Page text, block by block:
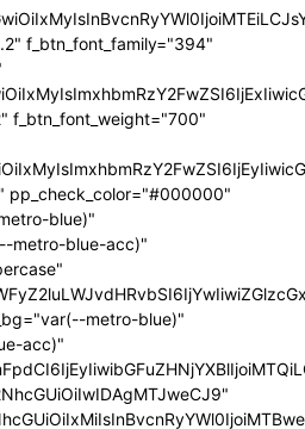
f_btn_font_family="394"
f_btn_font_weight="700"
pp_check_color="#000000"
blue)"
metro-blue-acc)"
metro-blue)"
acc)"